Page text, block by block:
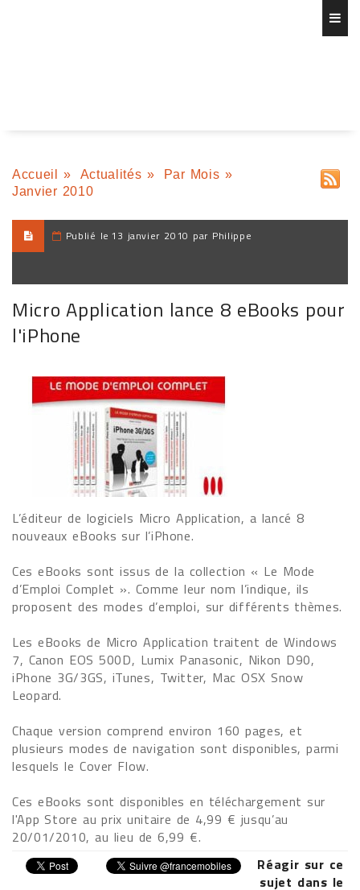
Accueil » Actualités » Par Mois »
Janvier 2010
Publié le 13 janvier 2010 par Philippe
Micro Application lance 8 eBooks pour
l'iPhone
L’éditeur de logiciels Micro Application, a lancé 8
nouveaux eBooks sur l’iPhone.
Ces eBooks sont issus de la collection « Le Mode
d’Emploi Complet ». Comme leur nom l’indique, ils
proposent des modes d’emploi, sur différents thèmes.
Les eBooks de Micro Application traitent de Windows
7, Canon EOS 500D, Lumix Panasonic, Nikon D90,
iPhone 3G/3GS, iTunes, Twitter, Mac OSX Snow
Leopard.
Chaque version comprend environ 160 pages, et
plusieurs modes de navigation sont disponibles, parmi
lesquels le Cover Flow.
Ces eBooks sont disponibles en téléchargement sur
l'App Store au prix unitaire de 4,99 € jusqu’au
20/01/2010, au lieu de 6,99 €.
Réagir sur ce
sujet dans le